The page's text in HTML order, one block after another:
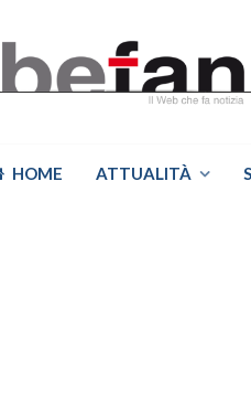
HOME ATTUALITÀ